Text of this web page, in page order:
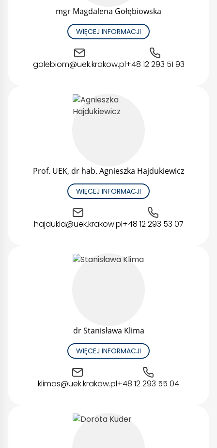
mgr Magdalena Gołębiowska
WIĘCEJ INFORMACJI
golebiom@uek.krakow.pl+48 12 293 51 93
Prof. UEK, dr hab. Agnieszka Hajdukiewicz
WIĘCEJ INFORMACJI
hajdukia@uek.krakow.pl+48 12 293 53 07
dr Stanisława Klima
WIĘCEJ INFORMACJI
klimas@uek.krakow.pl+48 12 293 55 04